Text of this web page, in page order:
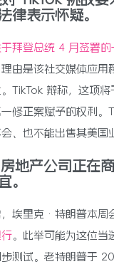
律表示怀疑。
于拜登总统 4 月签署
理由是该社交媒体应用
TikTok 辩称，这项将
修正案赋予的权利。
、也不能出售其美国
地产公司正在
。
埃里克·特朗普本周
。此举可能为这位当
测试。老特朗普于